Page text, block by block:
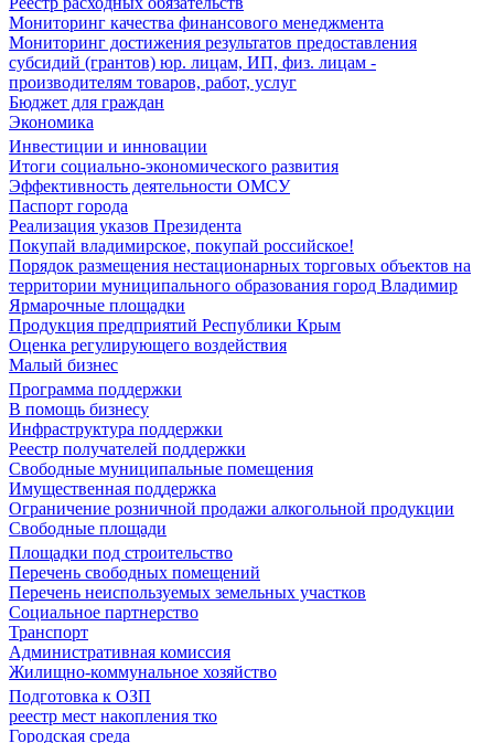
Мониторинг качества финансового менеджмента
Мониторинг достижения результатов предоставления
субсидий (грантов) юр. лицам, ИП, физ. лицам -
производителям товаров, работ, услуг
Бюджет для граждан
Экономика
Инвестиции и инновации
Итоги социально-экономического развития
Эффективность деятельности ОМСУ
Паспорт города
Реализация указов Президента
Покупай владимирское, покупай российское!
Порядок размещения нестационарных торговых объектов на
территории муниципального образования город Владимир
Ярмарочные площадки
Продукция предприятий Республики Крым
Оценка регулирующего воздействия
Малый бизнес
Программа поддержки
В помощь бизнесу
Инфраструктура поддержки
Реестр получателей поддержки
Свободные муниципальные помещения
Имущественная поддержка
Ограничение розничной продажи алкогольной продукции
Свободные площади
Площадки под строительство
Перечень свободных помещений
Перечень неиспользуемых земельных участков
Социальное партнерство
Транспорт
Административная комиссия
Жилищно-коммунальное хозяйство
Подготовка к ОЗП
реестр мест накопления тко
Городская среда